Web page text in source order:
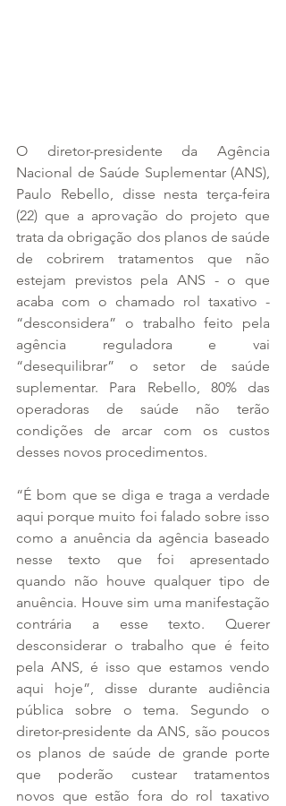
O diretor-presidente da Agência
Nacional de Saúde Suplementar (ANS),
Paulo Rebello, disse nesta terça-feira
(22) que a aprovação do projeto que
trata da obrigação dos planos de saúde
de cobrirem tratamentos que não
estejam previstos pela ANS - o que
acaba com o chamado rol taxativo -
“desconsidera” o trabalho feito pela
agência reguladora e vai
“desequilibrar” o setor de saúde
suplementar. Para Rebello, 80% das
operadoras de saúde não terão
condições de arcar com os custos
desses novos procedimentos.
“É bom que se diga e traga a verdade
aqui porque muito foi falado sobre isso
como a anuência da agência baseado
nesse texto que foi apresentado
quando não houve qualquer tipo de
anuência. Houve sim uma manifestação
contrária a esse texto. Querer
desconsiderar o trabalho que é feito
pela ANS, é isso que estamos vendo
aqui hoje”, disse durante audiência
pública sobre o tema. Segundo o
diretor-presidente da ANS, são poucos
os planos de saúde de grande porte
que poderão custear tratamentos
novos que estão fora do rol taxativo